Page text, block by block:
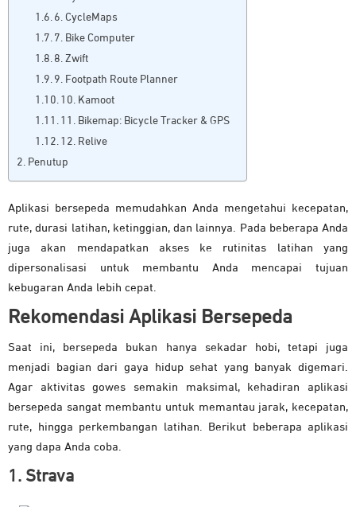
6. CycleMaps
7. Bike Computer
8. Zwift
9. Footpath Route Planner
10. Kamoot
11. Bikemap: Bicycle Tracker & GPS
12. Relive
Penutup
Aplikasi bersepeda memudahkan Anda mengetahui kecepatan,
rute, durasi latihan, ketinggian, dan lainnya. Pada beberapa Anda
juga akan mendapatkan akses ke rutinitas latihan yang
dipersonalisasi untuk membantu Anda mencapai tujuan
kebugaran Anda lebih cepat.
Rekomendasi Aplikasi Bersepeda
Saat ini, bersepeda bukan hanya sekadar hobi, tetapi juga
menjadi bagian dari gaya hidup sehat yang banyak digemari.
Agar aktivitas gowes semakin maksimal, kehadiran aplikasi
bersepeda sangat membantu untuk memantau jarak, kecepatan,
rute, hingga perkembangan latihan. Berikut beberapa aplikasi
yang dapa Anda coba.
1. Strava